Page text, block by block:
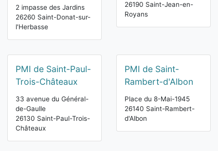
2 impasse des Jardins
26260 Saint-Donat-sur-
l'Herbasse
26190 Saint-Jean-en-
Royans
PMI de Saint-Paul-
Trois-Châteaux
33 avenue du Général-
de-Gaulle
26130 Saint-Paul-Trois-
Châteaux
PMI de Saint-
Rambert-d'Albon
Place du 8-Mai-1945
26140 Saint-Rambert-
d'Albon